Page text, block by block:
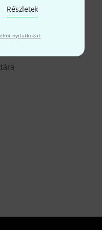
Részletek
nyilatkozat